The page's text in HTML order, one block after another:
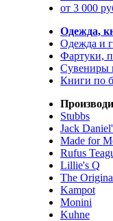
от 3 000
Одежда,
Одежда и
Фартуки,
Сувениры
Книги по
Stubbs
Jack
Made for
Rufus
Lillie's Q
The
Kampot
Monini
Kuhne